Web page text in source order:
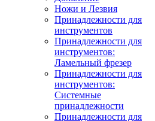
Ножи и Лезвия
Принадлежности для
инструментов
Принадлежности для
инструментов:
Ламельный фрезер
Принадлежности для
инструментов:
Системные
принадлежности
Принадлежности для